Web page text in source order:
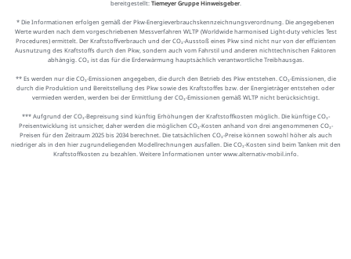
bereitgestellt: Tiemeyer Gruppe Hinweisgeber.
* Die Informationen erfolgen gemäß der Pkw-Energieverbrauchskennzeichnungsverordnung. Die angegebenen
Werte wurden nach dem vorgeschriebenen Messverfahren WLTP (Worldwide harmonised Light-duty vehicles Test
Procedures) ermittelt. Der Kraftstoffverbrauch und der CO₂-Ausstoß eines Pkw sind nicht nur von der effizienten
Ausnutzung des Kraftstoffs durch den Pkw, sondern auch vom Fahrstil und anderen nichttechnischen Faktoren
abhängig. CO₂ ist das für die Erderwärmung hauptsächlich verantwortliche Treibhausgas.
** Es werden nur die CO₂-Emissionen angegeben, die durch den Betrieb des Pkw entstehen. CO₂-Emissionen, die
durch die Produktion und Bereitstellung des Pkw sowie des Kraftstoffes bzw. der Energieträger entstehen oder
vermieden werden, werden bei der Ermittlung der CO₂-Emissionen gemäß WLTP nicht berücksichtigt.
*** Aufgrund der CO₂-Bepreisung sind künftig Erhöhungen der Kraftstoffkosten möglich. Die künftige CO₂-
Preisentwicklung ist unsicher, daher werden die möglichen CO₂-Kosten anhand von drei angenommenen CO₂-
Preisen für den Zeitraum 2025 bis 2034 berechnet. Die tatsächlichen CO₂-Preise können sowohl höher als auch
niedriger als in den hier zugrundeliegenden Modellrechnungen ausfallen. Die CO₂-Kosten sind beim Tanken mit den
Kraftstoffkosten zu bezahlen. Weitere Informationen unter www.alternativ-mobil.info.